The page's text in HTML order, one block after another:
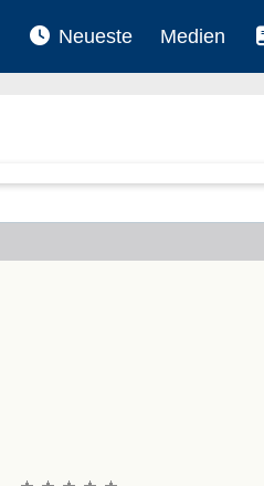
Neueste Medien